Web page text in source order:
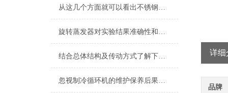
从这几个方面就可以看出不锈钢反应釜的优势所在了
旋转蒸发器对实验结果准确性和稳定性的影响研究
结合总体结构及传动方式了解下真空泵
忽视制冷循环机的维护保养后果很严重
详细
品牌